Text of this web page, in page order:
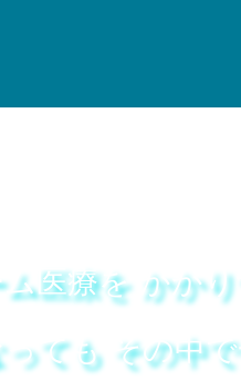
医療を かか
っても その中